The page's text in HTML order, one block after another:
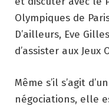
Olympiques de
D’ailleurs, Eve
d’assister aux Jeux
Même s’il s’agit
négociations, elle